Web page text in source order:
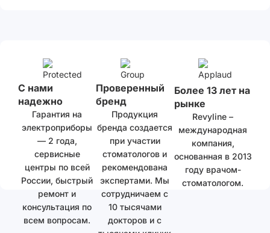
С нами
надежно
Гарантия на
электроприборы
— 2 года,
сервисные
центры по всей
России, быстрый
ремонт и
консультация по
всем вопросам.
Проверенный
бренд
Продукция
бренда создается
при участии
стоматологов и
рекомендована
экспертами. Мы
сотрудничаем с
10 тысячами
докторов и с
Более 13 лет на
рынке
Revyline –
международная
компания,
основанная в 2013
году врачом-
стоматологом.